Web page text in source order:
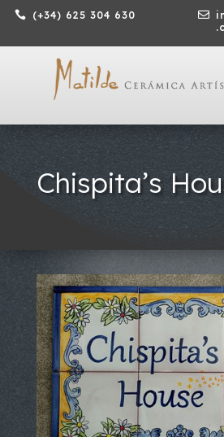
 (+34) 625 304 630 
Chispita’s